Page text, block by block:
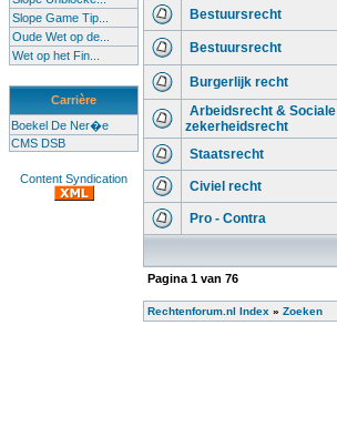
Slope Game Tip...
Oude Wet op de...
Wet op het Fin...
Carrière
Boekel De Ner�e
CMS DSB
Content Syndication
Bestuursrecht
Bestuursrecht
Burgerlijk recht
Arbeidsrecht & Sociale
zekerheidsrecht
Staatsrecht
Civiel recht
Pro - Contra
Pagina 1 van 76
Rechtenforum.nl Index » Zoeken